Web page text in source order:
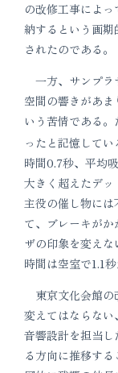
の改修工事によ
納するという画
されたのである。
一方、サンプラ
空間の響きがあ
いう苦情である
ったと記憶して
時間0.7秒、平均
大きく超えたデ
主役の催し物に
て、ブレーキが
ザの印象を変え
時間は空室で1.1
東京文化会館の
変えてはならない
音響設計を担当
る方向に推移す